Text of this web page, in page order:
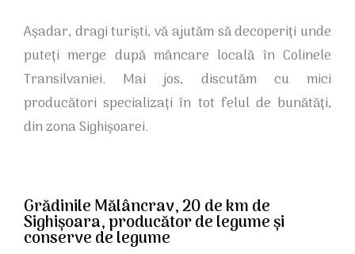
Așadar, dragi turiști, vă ajutăm să decoperiți unde
puteți merge după mâncare locală în Colinele
Transilvaniei. Mai jos, discutăm cu mici
producători specializați în tot felul de bunătăți,
din zona Sighișoarei.
Grădinile Mălâncrav, 20 de km de
Sighișoara, producător de legume și
conserve de legume